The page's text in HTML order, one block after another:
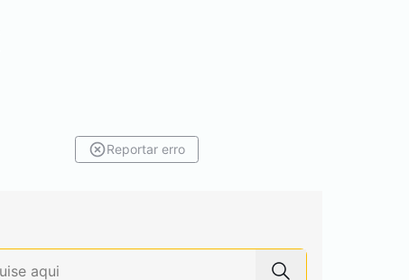
Reportar erro